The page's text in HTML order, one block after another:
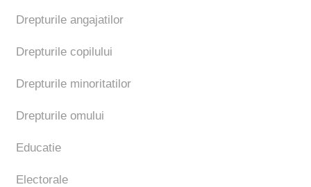
Drepturile angajatilor
Drepturile copilului
Drepturile minoritatilor
Drepturile omului
Educatie
Electorale